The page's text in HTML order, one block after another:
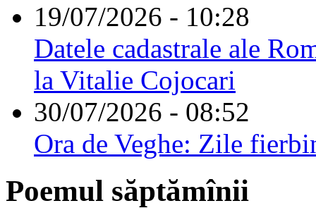
19/07/2026 - 10:28
Datele cadastrale ale
la Vitalie Cojocari
30/07/2026 - 08:52
Ora de Veghe: Zile
Poemul săptămînii